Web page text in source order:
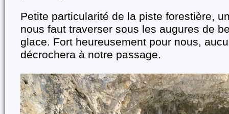
Petite particularité de la piste forestière,
nous faut traverser sous les augures de
glace. Fort heureusement pour nous,
décrochera à notre passage.